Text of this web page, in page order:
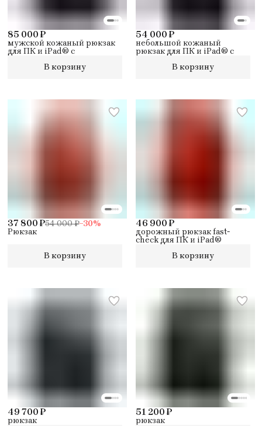
85 000 ₽
мужской кожаный рюкзак
для ПК и iPad® с
В корзину
54 000 ₽
небольшой кожаный
рюкзак для ПК и iPad® с
В корзину
37 800 ₽54 000 ₽−30%
Рюкзак
В корзину
46 900 ₽
дорожный рюкзак fast-
check для ПК и iPad®
В корзину
49 700 ₽
рюкзак
51 200 ₽
рюкзак